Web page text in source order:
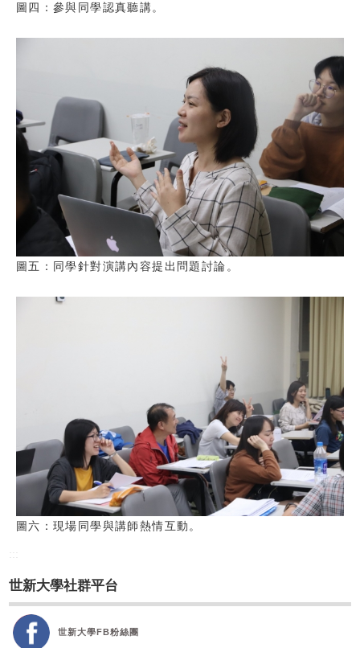
圖四：參與同學認真聽講。
圖五：同學針對演講內容提出問題討論。
圖六：現場同學與講師熱情互動。
世新大學社群平台
世新大學FB粉絲團